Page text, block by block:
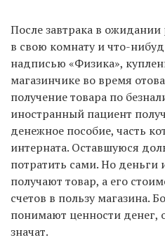
После завтрака в ожидании
в свою комнату и что-
надписью «Физика»,
магазинчике во время
получение товара по
иностранный пациент
денежное пособие, часть
интерната. Оставшуюся
потратить сами. Но
получают товар, а его
счетов в пользу магазина.
понимают ценности денег,
значат.